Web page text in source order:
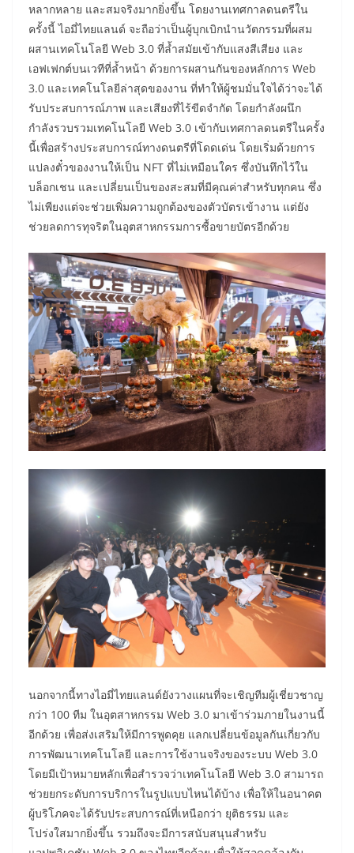
หลากหลาย และสมจริงมากยิ่งขึ้น โดยงานเทศกาลดนตรีใน
ครั้งนี้ ไอมี่ไทยแลนด์ จะถือว่าเป็นผู้บุกเบิกนำนวัตกรรมที่ผสม
ผสานเทคโนโลยี Web 3.0 ที่ล้ำสมัยเข้ากับแสงสีเสียง และ
เอฟเฟกต์บนเวทีที่ล้ำหน้า ด้วยการผสานกันของหลักการ Web
3.0 และเทคโนโลยีล่าสุดของงาน ที่ทำให้ผู้ชมมั่นใจได้ว่าจะได้
รับประสบการณ์ภาพ และเสียงที่ไร้ขีดจำกัด โดยกำลังผนึก
กำลังรวบรวมเทคโนโลยี Web 3.0 เข้ากับเทศกาลดนตรีในครั้ง
นี้เพื่อสร้างประสบการณ์ทางดนตรีที่โดดเด่น โดยเริ่มด้วยการ
แปลงตั๋วของงานให้เป็น NFT ที่ไม่เหมือนใคร ซึ่งบันทึกไว้ใน
บล็อกเชน และเปลี่ยนเป็นของสะสมที่มีคุณค่าสำหรับทุกคน ซึ่ง
ไม่เพียงแต่จะช่วยเพิ่มความถูกต้องของตัวบัตรเข้างาน แต่ยัง
ช่วยลดการทุจริตในอุตสาหกรรมการซื้อขายบัตรอีกด้วย
นอกจากนี้ทางไอมี่ไทยแลนด์ยังวางแผนที่จะเชิญทีมผู้เชี่ยวชาญ
กว่า 100 ทีม ในอุตสาหกรรม Web 3.0 มาเข้าร่วมภายในงานนี้
อีกด้วย เพื่อส่งเสริมให้มีการพูดคุย แลกเปลี่ยนข้อมูลกันเกี่ยวกับ
การพัฒนาเทคโนโลยี และการใช้งานจริงของระบบ Web 3.0
โดยมีเป้าหมายหลักเพื่อสำรวจว่าเทคโนโลยี Web 3.0 สามารถ
ช่วยยกระดับการบริการในรูปแบบไหนได้บ้าง เพื่อให้ในอนาคต
ผู้บริโภคจะได้รับประสบการณ์ที่เหนือกว่า ยุติธรรม และ
โปร่งใสมากยิ่งขึ้น รวมถึงจะมีการสนับสนุนสำหรับ